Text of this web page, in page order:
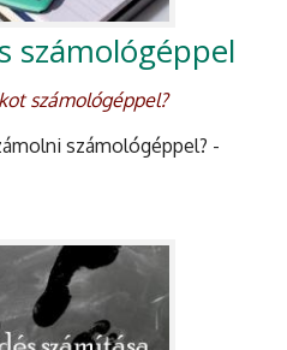
számológéppel
számológéppel?
számológéppel? -